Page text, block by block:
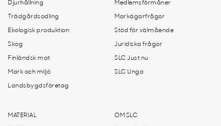
Djurhållning
Trädgårdsodling
Ekologisk produktion
Skog
Finländsk mat
Mark och miljö
Landsbygdsföretag
Medlemsförmåner
Markägarfrågor
Stöd för välmående
Juridiska frågor
SLC Just nu
SLC Unga
MATERIAL OM SLC